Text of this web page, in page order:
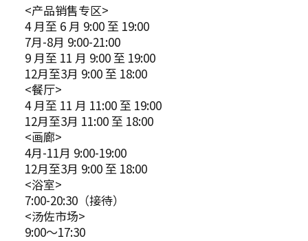
<产品销售专区>
4 月至 6 月 9:00 至 19:00
7月-8月 9:00-21:00
9 月至 11 月 9:00 至 19:00
12月至3月 9:00 至 18:00
<餐厅>
4 月至 11 月 11:00 至 19:00
12月至3月 11:00 至 18:00
<画廊>
4月-11月 9:00-19:00
12月至3月 9:00 至 18:00
<浴室>
7:00-20:30（接待）
<汤佐市场>
9:00～17:30